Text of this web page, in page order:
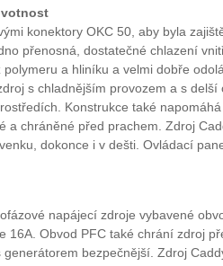
konektory OKC 50, aby byla
přenosná, dostatečné chlazení
a hliníku a velmi dobře
s chladnějším provozem a s
Konstrukce také
a chráněné před prachem. Zdroj
dokonce i v dešti. Ovládací
napájecí zdroje vybavené
16A. Obvod PFC také chrání zdroj
bezpečnější. Zdroj